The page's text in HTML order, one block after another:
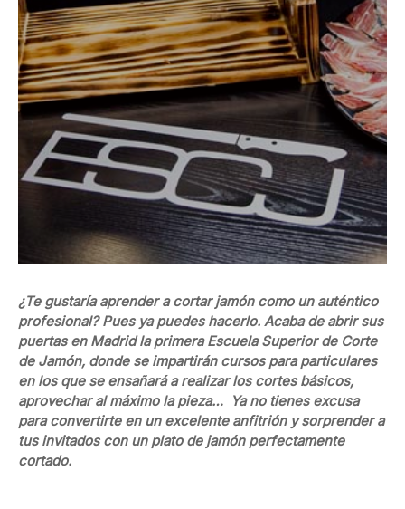
¿Te gustaría aprender a cortar jamón como un auténtico
profesional? Pues ya puedes hacerlo. Acaba de abrir sus
puertas en Madrid la primera Escuela Superior de Corte
de Jamón, donde se impartirán cursos para particulares
en los que se ensañará a realizar los cortes básicos,
aprovechar al máximo la pieza… Ya no tienes excusa
para convertirte en un excelente anfitrión y sorprender a
tus invitados con un plato de jamón perfectamente
cortado.